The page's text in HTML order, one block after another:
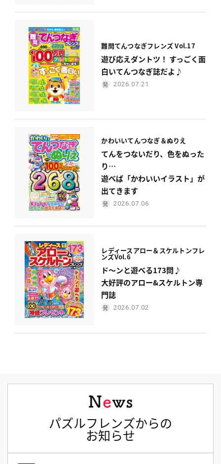
難問てんつなぎフレンズ Vol.17
遊び応えダントツ！ すっごく面
白いてんつなぎ誌だよ♪
2026.07.21
かわいいてんつなぎ＆ぬりえ
てんをつないだり、色をぬった
り…
遊べば「かわいいイラスト」が
出てきます
2026.07.06
レディース アロー＆スケルトンフレ
ンズVol.6
ド〜ンと遊べる173問♪
大好評のアロー&スケルトン専
門誌
2026.07.02
パズルフレンズからの
お知らせ